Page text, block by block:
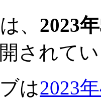
、 2023
されて
は2023